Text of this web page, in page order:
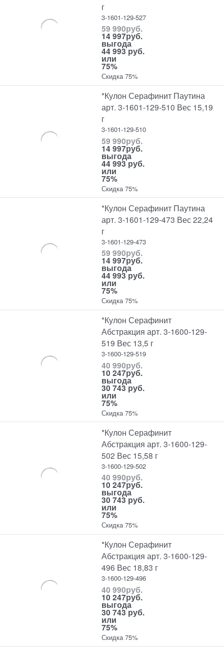
г
3-1601-129-527
59 990руб.
14 997руб.
выгода
44 993 руб.
или
75%
Скидка 75%
*Кулон Серафинит Паутина
арт. 3-1601-129-510 Вес 15,19
г
3-1601-129-510
59 990руб.
14 997руб.
выгода
44 993 руб.
или
75%
Скидка 75%
*Кулон Серафинит Паутина
арт. 3-1601-129-473 Вес 22,24
г
3-1601-129-473
59 990руб.
14 997руб.
выгода
44 993 руб.
или
75%
Скидка 75%
*Кулон Серафинит
Абстракция арт. 3-1600-129-
519 Вес 13,5 г
3-1600-129-519
40 990руб.
10 247руб.
выгода
30 743 руб.
или
75%
Скидка 75%
*Кулон Серафинит
Абстракция арт. 3-1600-129-
502 Вес 15,58 г
3-1600-129-502
40 990руб.
10 247руб.
выгода
30 743 руб.
или
75%
Скидка 75%
*Кулон Серафинит
Абстракция арт. 3-1600-129-
496 Вес 18,83 г
3-1600-129-496
40 990руб.
10 247руб.
выгода
30 743 руб.
или
75%
Скидка 75%